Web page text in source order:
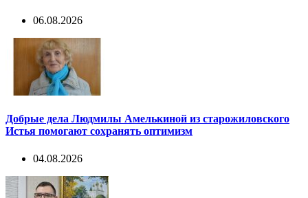
06.08.2026
Добрые дела Людмилы Амелькиной из старожиловского
Истья помогают сохранять оптимизм
04.08.2026